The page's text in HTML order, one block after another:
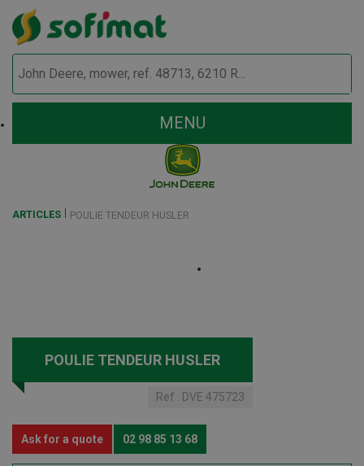
MENU
ARTICLES POULIE TENDEUR HUSLER
POULIE TENDEUR HUSLER
Ref : DVE 475723
Ask for a quote 02 98 85 13 68